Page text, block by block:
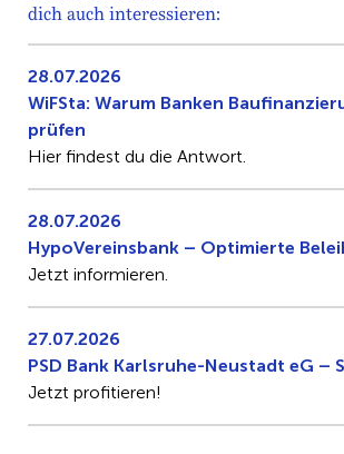
dich auch interessieren:
28.07.2026
WiFSta: Warum Banken
prüfen
Hier findest du die Antwort.
28.07.2026
HypoVereinsbank – Optimierte
Jetzt informieren.
27.07.2026
PSD Bank Karlsruhe-Neustadt eG –
Jetzt profitieren!